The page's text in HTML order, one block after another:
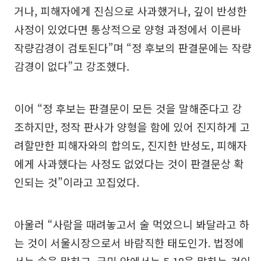
거나, 피해자에게 진심으로 사과했거나, 깊이 반성한
사정이 있었다면 통상적으로 양형 과정에서 이른바
작량감경이 검토된다”며 “정 후보의 판결문에는 작량
감경이 없다”고 강조했다.
이어 “정 후보는 판결문이 모든 것을 말해준다고 강
조하지만, 정작 판사가 양형을 함에 있어 진지하게 고
려할만한 피해자와의 합의도, 진지한 반성도, 피해자
에게 사과했다는 사정도 없었다는 것이 판결문상 확
인되는 것”이라고 꼬집었다.
아울러 “사람을 때려놓고서 술 먹었으니 봐달라고 하
는 것이 서울시장으로서 바람직한 태도인가. 법정에